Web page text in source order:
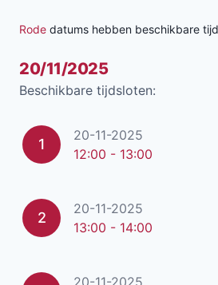
Rode datums hebben beschikbare
20/11/2025
Beschikbare tijdsloten:
1
20-11-2025
12:00 - 13:00
2
20-11-2025
13:00 - 14:00
20-11-2025